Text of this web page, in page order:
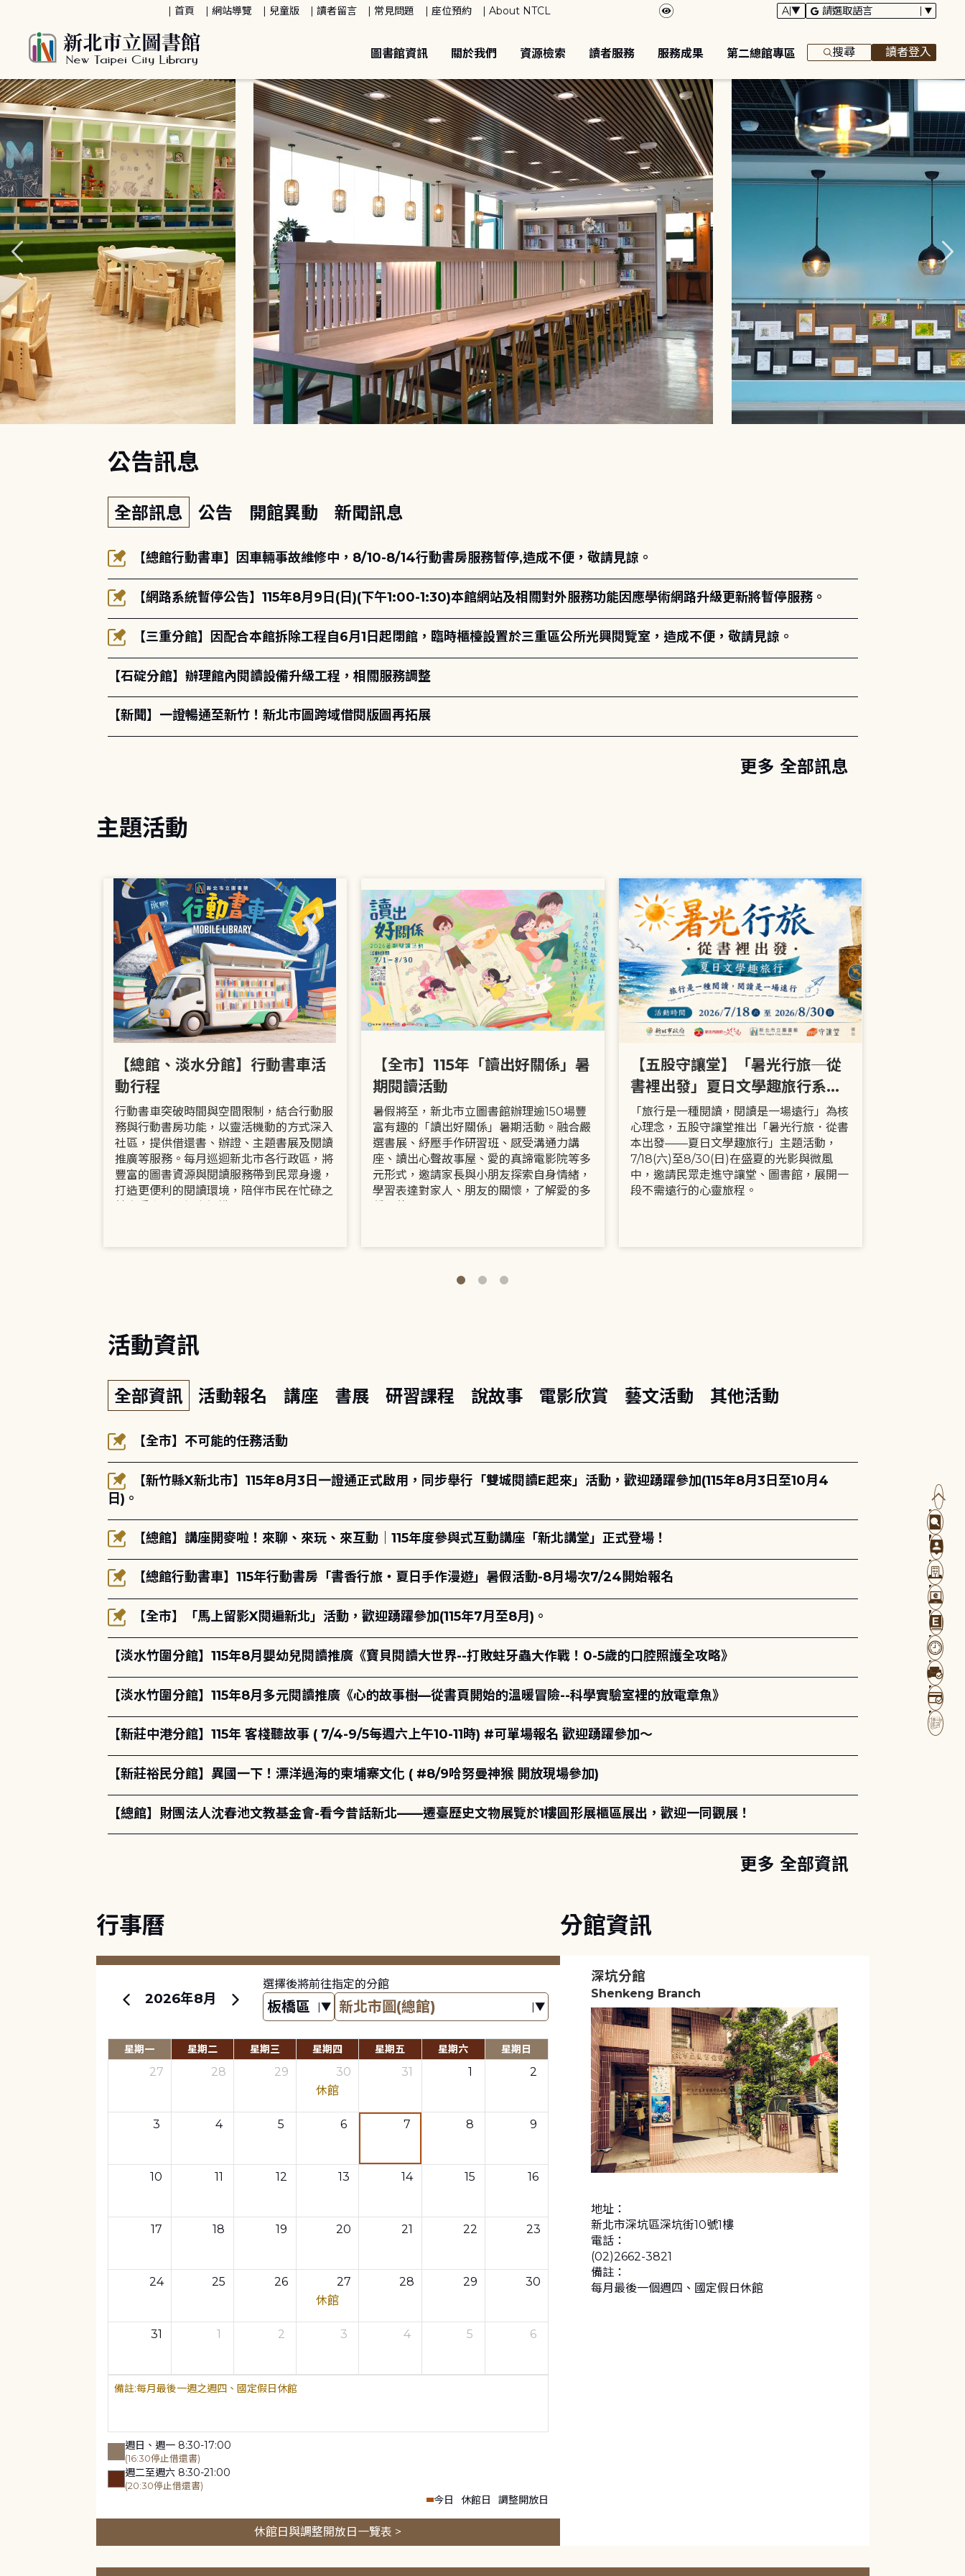
首頁 網站導覽 兒童版 讀者留言 常見問題 座位預約 About NTCL
圖書館資訊 關於我們 資源檢索 讀者服務 服務成果 第二總館專區 搜尋 讀者登入
公告訊息
全部訊息 公告 開館異動 新聞訊息
【總館行動書車】因車輛事故維修中，8/10-8/14行動書房服務暫停,造成不便，敬請見諒。
【網路系統暫停公告】115年8月9日(日)(下午1:00-1:30)本館網站及相關對外服務功能因應學術網路升級更新將暫停服務。
【三重分館】因配合本館拆除工程自6月1日起閉館，臨時櫃檯設置於三重區公所光興閱覽室，造成不便，敬請見諒。
【石碇分館】辦理館內閱讀設備升級工程，相關服務調整
【新聞】一證暢通至新竹！新北市圖跨域借閱版圖再拓展
更多 全部訊息
主題活動
【總館、淡水分館】行動書車活
動行程
行動書車突破時間與空間限制，結合行動服
務與行動書房功能，以靈活機動的方式深入
社區，提供借還書、辦證、主題書展及閱讀
推廣等服務。每月巡迴新北市各行政區，將
豐富的圖書資源與閱讀服務帶到民眾身邊，
打造更便利的閱讀環境，陪伴市民在忙碌之
【全市】115年「讀出好關係」暑
期閱讀活動
暑假將至，新北市立圖書館辦理逾150場豐
富有趣的「讀出好關係」暑期活動。融合嚴
選書展、紓壓手作研習班、感受溝通力講
座、讀出心聲故事屋、愛的真諦電影院等多
元形式，邀請家長與小朋友探索自身情緒，
學習表達對家人、朋友的關懷，了解愛的多
【五股守讓堂】「暑光行旅─從
書裡出發」夏日文學趣旅行系列
活動
「旅行是一種閱讀，閱讀是一場遠行」為核
心理念，五股守讓堂推出「暑光行旅．從書
本出發——夏日文學趣旅行」主題活動，
7/18(六)至8/30(日)在盛夏的光影與微風
中，邀請民眾走進守讓堂、圖書館，展開一
段不需遠行的心靈旅程。
活動資訊
全部資訊 活動報名 講座 書展 研習課程 說故事 電影欣賞 藝文活動 其他活動
【全市】不可能的任務活動
【新竹縣X新北市】115年8月3日一證通正式啟用，同步舉行「雙城閱讀E起來」活動，歡迎踴躍參加(115年8月3日至10月4
日)。
【總館】講座開麥啦！來聊、來玩、來互動｜115年度參與式互動講座「新北講堂」正式登場！
【總館行動書車】115年行動書房「書香行旅・夏日手作漫遊」暑假活動-8月場次7/24開始報名
【全市】「馬上留影X閱遍新北」活動，歡迎踴躍參加(115年7月至8月)。
【淡水竹圍分館】115年8月嬰幼兒閱讀推廣《寶貝閱讀大世界--打敗蛀牙蟲大作戰！0-5歲的口腔照護全攻略》
【淡水竹圍分館】115年8月多元閱讀推廣《心的故事樹—從書頁開始的溫暖冒險--科學實驗室裡的放電章魚》
【新莊中港分館】115年 客棧聽故事 ( 7/4-9/5每週六上午10-11時) #可單場報名 歡迎踴躍參加～
【新莊裕民分館】異國一下！漂洋過海的柬埔寨文化 ( #8/9哈努曼神猴 開放現場參加)
【總館】財團法人沈春池文教基金會-看今昔話新北——遷臺歷史文物展覽於1樓圓形展櫃區展出，歡迎一同觀展！
更多 全部資訊
行事曆
2026年8月
選擇後將前往指定的分館
星期一 星期二 星期三 星期四 星期五 星期六 星期日
27 28 29
30
休館
31 1 2
3 4 5 6 7 8 9
10 11 12 13 14 15 16
17 18 19 20 21 22 23
24 25 26
27
休館
28 29 30
31 1 2 3 4 5 6
每月最後一週之週四、國定假日休館
週日、週一 8:30-17:00
(16:30停止借還書)
週二至週六 8:30-21:00
(20:30停止借還書)
今日 休館日 調整開放日
休館日與調整開放日一覽表 >
分館資訊
深坑分館
Shenkeng Branch
地址：
新北市深坑區深坑街10號1樓
電話：
(02)2662-3821
備註：
每月最後一個週四、國定假日休館